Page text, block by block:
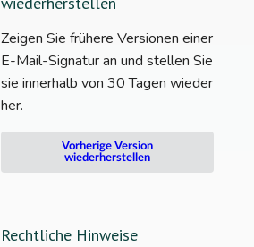
Zeigen Sie frühere Versionen einer
E-Mail-Signatur an und stellen Sie
sie innerhalb von 30 Tagen wieder
her.
Vorherige Version
wiederherstellen
Rechtliche Hinweise